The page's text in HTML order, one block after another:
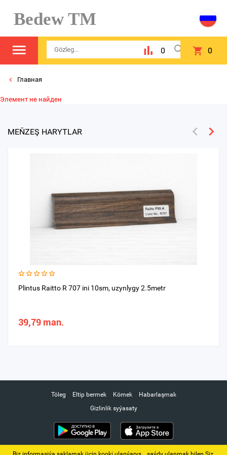
Bedew TM
0 0
Главная
Элемент не найден
MEŇZEŞ HARYTLAR
Plintus Raitto R 707 ini 10sm, uzynlygy 2.5metr
39,79 man.
Töleg Eltip bermek Kömek
Habarlaşmak
Gizlinlik syýasaty